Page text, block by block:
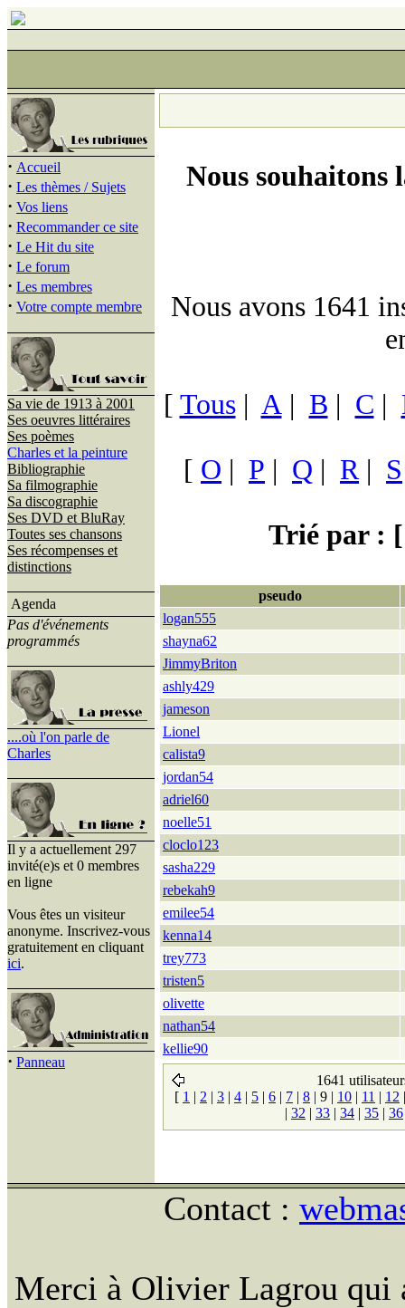
· Accueil
· Les thèmes / Sujets
· Vos liens
· Recommander ce site
· Le Hit du site
· Le forum
· Les membres
· Votre compte membre
Sa vie de 1913 à 2001
Ses oeuvres littéraires
Ses poèmes
Charles et la peinture
Bibliographie
Sa filmographie
Sa discographie
Ses DVD et BluRay
Toutes ses chansons
Ses récompenses et
distinctions
Agenda
Pas d'événements
programmés
....où l'on parle de
Charles
Il y a actuellement 297
invité(e)s et 0 membres
en ligne
Vous êtes un visiteur
anonyme. Inscrivez-vous
gratuitement en cliquant
ici.
· Panneau
Nous souhaitons
Nous avons 1641
[ Tous| A| B | C |
[ O | P | Q | R| S
Trié par : [
pseudo
logan555
shayna62
JimmyBriton
ashly429
jameson
Lionel
calista9
jordan54
adriel60
noelle51
cloclo123
sasha229
rebekah9
emilee54
kenna14
trey773
tristen5
olivette
nathan54
kellie90
1641
[ 1 | 2 | 3 | 4 | 5 | 6 | 7 | 8 | 9 | 10 | 11 | 12
| 32 | 33 | 34 | 35 | 36
Contact :
Merci à Olivier Lagrou qui